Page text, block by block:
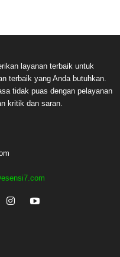
layanan terbaik untuk
terbaik yang Anda butuhkan.
tidak puas dengan pelayanan
kritik dan saran.